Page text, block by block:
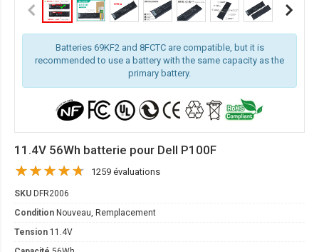
Batteries 69KF2 and 8FCTC are compatible, but it is
recommended to use a battery with the same capacity as the
primary battery.
11.4V 56Wh batterie pour Dell P100F
1259 évaluations
SKU DFR2006
Condition Nouveau, Remplacement
Tension 11.4V